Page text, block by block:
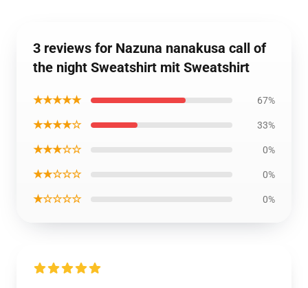
3 reviews for Nazuna nanakusa call of
the night Sweatshirt mit Sweatshirt
★★★★★ 67%
★★★★☆ 33%
★★★☆☆ 0%
★★☆☆☆ 0%
★☆☆☆☆ 0%